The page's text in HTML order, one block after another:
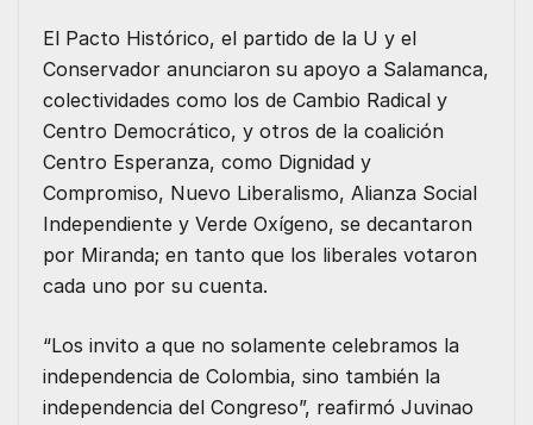
El Pacto Histórico, el partido de la U y el
Conservador anunciaron su apoyo a Salamanca,
colectividades como los de Cambio Radical y
Centro Democrático, y otros de la coalición
Centro Esperanza, como Dignidad y
Compromiso, Nuevo Liberalismo, Alianza Social
Independiente y Verde Oxígeno, se decantaron
por Miranda; en tanto que los liberales votaron
cada uno por su cuenta.
“Los invito a que no solamente celebramos la
independencia de Colombia, sino también la
independencia del Congreso”, reafirmó Juvinao